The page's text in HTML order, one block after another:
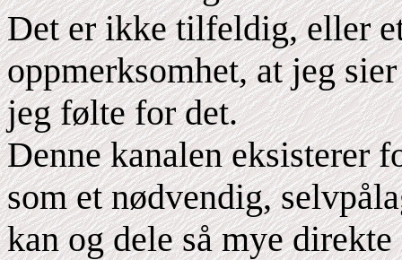
Det er ikke tilfeldig, eller
oppmerksomhet, at jeg
jeg følte for det.
Denne kanalen eksisterer
som et nødvendig,
kan og dele så mye